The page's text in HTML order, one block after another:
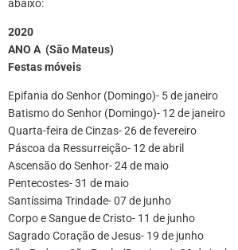
abaixo:
2020
ANO A (São Mateus)
Festas móveis
Epifania do Senhor (Domingo)- 5 de janeiro
Batismo do Senhor (Domingo)- 12 de janeiro
Quarta-feira de Cinzas- 26 de fevereiro
Páscoa da Ressurreição- 12 de abril
Ascensão do Senhor- 24 de maio
Pentecostes- 31 de maio
Santíssima Trindade- 07 de junho
Corpo e Sangue de Cristo- 11 de junho
Sagrado Coração de Jesus- 19 de junho